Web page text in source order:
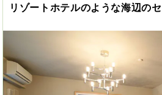
リゾートホテルのような海辺の